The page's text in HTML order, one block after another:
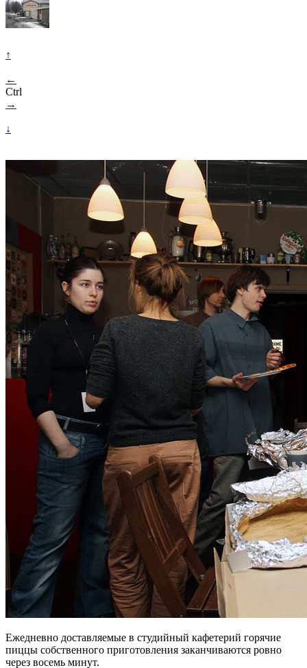
↑
←
Ctrl
→
↓
Ежедневно доставляемые в студийный кафетерий горячие
пиццы собственного приготовления заканчиваются ровно
через восемь минут.